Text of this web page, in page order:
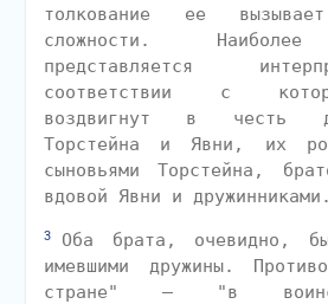
толкование ее
сложности. Наиболее
представляется
соответствии с
воздвигнут в честь
Торстейна и Явни, их
сыновьями Торстейна,
вдовой Явни и дружинниками.
3
Оба брата, очевидно,
имевшими дружины.
стране" — "в